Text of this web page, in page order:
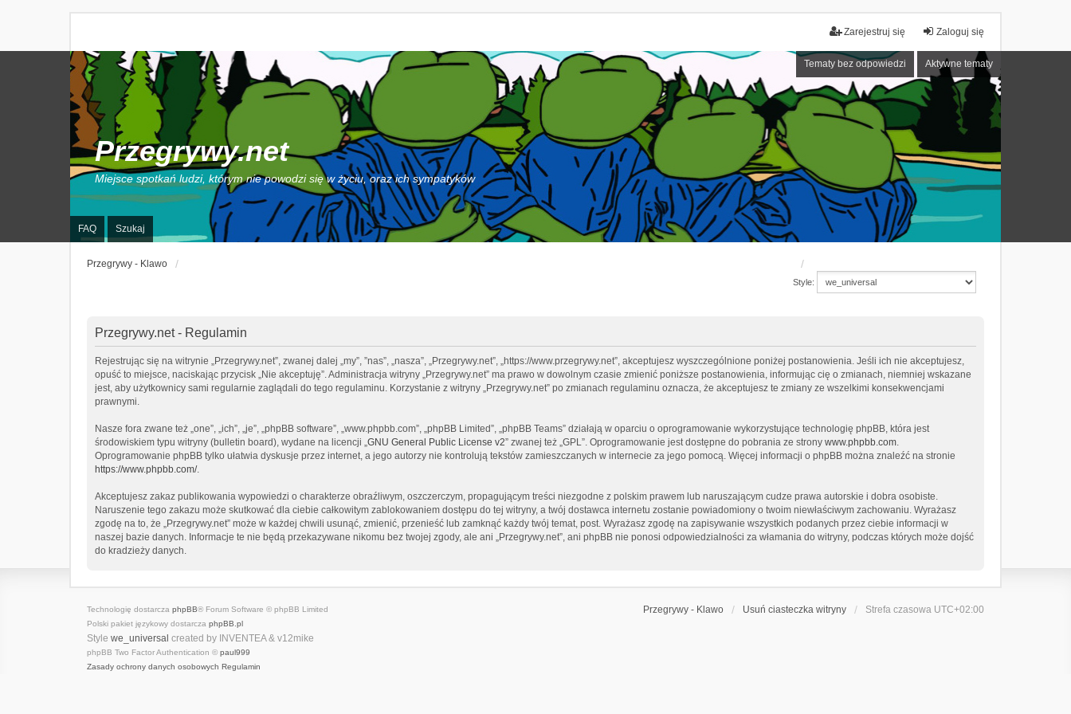
Zaloguj się
Zarejestruj się
Tematy bez odpowiedzi Aktywne tematy
Przegrywy.net
Miejsce spotkań ludzi, którym nie powodzi się w życiu, oraz ich sympatyków
FAQ Szukaj
Przegrywy - Klawo
Style:
Przegrywy.net - Regulamin
Rejestrując się na witrynie „Przegrywy.net”, zwanej dalej „my”, ”nas”, „nasza”, „Przegrywy.net”, „https://www.przegrywy.net”, akceptujesz wyszczególnione poniżej postanowienia. Jeśli ich nie akceptujesz,
opuść to miejsce, naciskając przycisk „Nie akceptuję”. Administracja witryny „Przegrywy.net” ma prawo w dowolnym czasie zmienić poniższe postanowienia, informując cię o zmianach, niemniej wskazane
jest, aby użytkownicy sami regularnie zaglądali do tego regulaminu. Korzystanie z witryny „Przegrywy.net” po zmianach regulaminu oznacza, że akceptujesz te zmiany ze wszelkimi konsekwencjami
prawnymi.
Nasze fora zwane też „one”, „ich”, „je”, „phpBB software”, „www.phpbb.com”, „phpBB Limited”, „phpBB Teams” działają w oparciu o oprogramowanie wykorzystujące technologię phpBB, która jest
środowiskiem typu witryny (bulletin board), wydane na licencji „ GNU General Public License v2” zwanej też „GPL”. Oprogramowanie jest dostępne do pobrania ze strony www.phpbb.com
Oprogramowanie phpBB tylko ułatwia dyskusje przez internet, a jego autorzy nie kontrolują tekstów zamieszczanych w internecie za jego pomocą. Więcej informacji o phpBB można znaleźć na stronie
https://www.phpbb.com/.
Akceptujesz zakaz publikowania wypowiedzi o charakterze obraźliwym, oszczerczym, propagującym treści niezgodne z polskim prawem lub naruszającym cudze prawa autorskie i dobra osobiste.
Naruszenie tego zakazu może skutkować dla ciebie całkowitym zablokowaniem dostępu do tej witryny, a twój dostawca internetu zostanie powiadomiony o twoim niewłaściwym zachowaniu. Wyrażasz
zgodę na to, że „Przegrywy.net” może w każdej chwili usunąć, zmienić, przenieść lub zamknąć każdy twój temat, post. Wyrażasz zgodę na zapisywanie wszystkich podanych przez ciebie informacji w
naszej bazie danych. Informacje te nie będą przekazywane nikomu bez twojej zgody, ale ani „Przegrywy.net”, ani phpBB nie ponosi odpowiedzialności za włamania do witryny, podczas których może dojść
do kradzieży danych.
Przegrywy - Klawo Usuń ciasteczka witryny Strefa czasowa UTC+02:00
Technologię dostarcza phpBB® Forum Software © phpBB Limited
Polski pakiet językowy dostarcza phpBB.pl
Style we_universal created by INVENTEA & v12mike
phpBB Two Factor Authentication © paul999
Zasady ochrony danych osobowych Regulamin